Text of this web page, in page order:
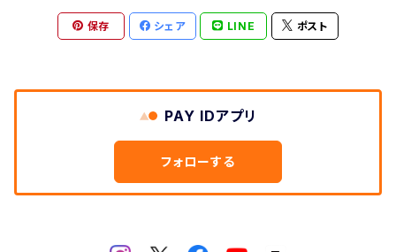
保存 シェア LINE ポスト
PAY IDアプリ
フォローする